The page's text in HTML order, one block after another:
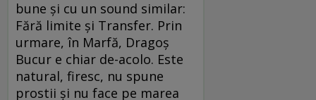
bune şi cu un sound similar:
Fără limite şi Transfer. Prin
urmare, în Marfă, Dragoş
Bucur e chiar de-acolo. Este
natural, firesc, nu spune
prostii şi nu face pe marea